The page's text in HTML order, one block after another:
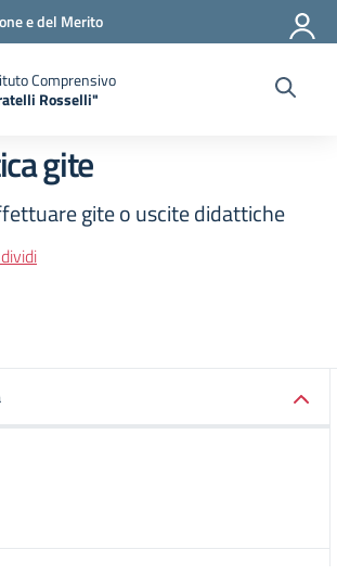
e del Merito
Comprensivo
Rosselli"
gite
gite o uscite didattiche